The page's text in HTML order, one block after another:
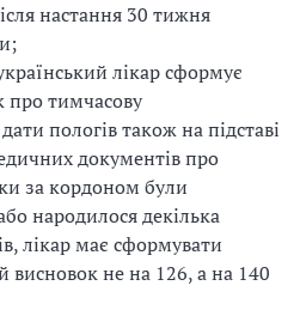
настання 30 тижня
лікар сформує
тимчасову
пологів також на підставі
документів про
за кордоном були
народилося декілька
лікар має сформувати
висновок не на 126, а на 140